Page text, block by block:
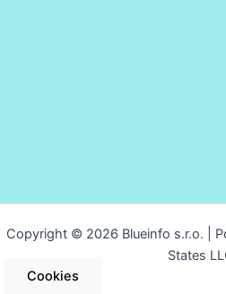
Copyright © 2026 Blueinfo s.r.o. |
States
Cookies